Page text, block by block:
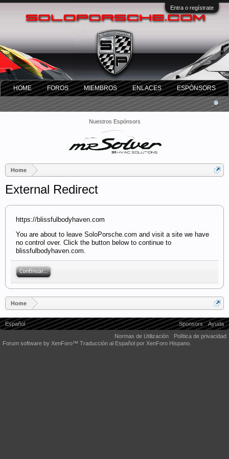
Entra o regístrate
Nuestros Espónsors
Home
External Redirect
https://blissfulbodyhaven.com
You are about to leave SoloPorsche.com and visit a site we have
no control over. Click the button below to continue to
blissfulbodyhaven.com.
Continuar...
Home
HOME FOROS MIEMBROS ENLACES ESPÓNSORS
Español Sponsors
Ayuda
Normas de Utilización
Política de privacidad
Forum software by XenForo™ Traducción al Español por XenForo Hispano.